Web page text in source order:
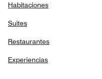
Habitaciones
Suites
Restaurantes
Experiencias